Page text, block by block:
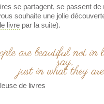
se partagent, se passent de
souhaite une jolie
le livre par la suite).
are beautiful not
say,
just in what they
de livres